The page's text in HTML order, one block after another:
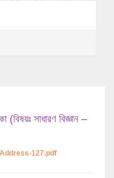
সাধারণ বিজ্ঞান –
127.pdf